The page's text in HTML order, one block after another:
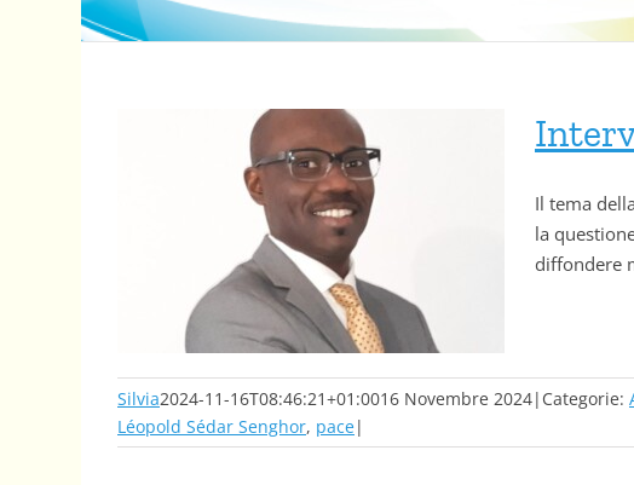
Il tema
la
diffondere
Silvia2024-11-16T08:46:21+01:0016 Novembre 2024| Categorie:
Léopold Sédar Senghor, pace|